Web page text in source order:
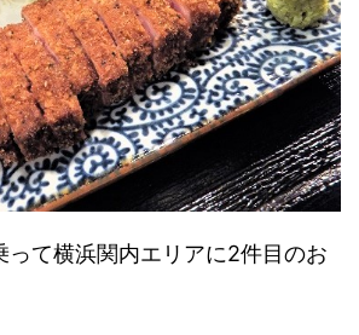
って横浜関内エリアに2件目のお